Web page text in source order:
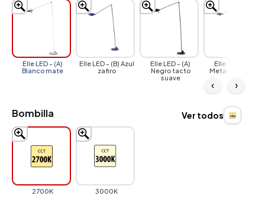
Elle LED - (A)
Blanco mate
Elle LED - (B) Azul
zafiro
Elle LED - (A)
Negro tacto
suave
Elle LED - (B)
Metallic bronze
‹ ›
Bombilla
2700K 3000K
Ver todos